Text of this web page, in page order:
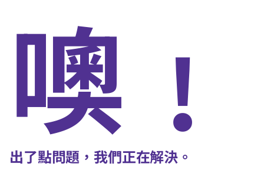
噢﹗
出了點問題，我們正在解決。